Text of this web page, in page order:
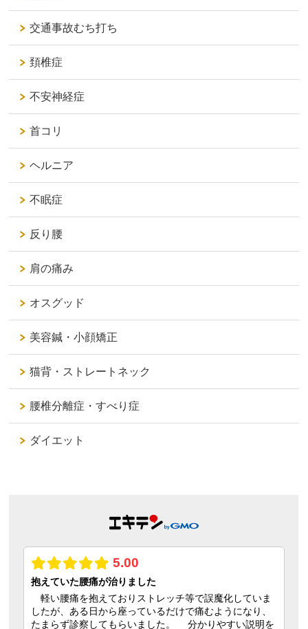
交通事故むち打ち
頚椎症
不安神経症
首コリ
ヘルニア
不眠症
反り腰
肩の痛み
オスグッド
美容鍼・小顔矯正
猫背・ストレートネック
腰椎分離症・すべり症
ダイエット